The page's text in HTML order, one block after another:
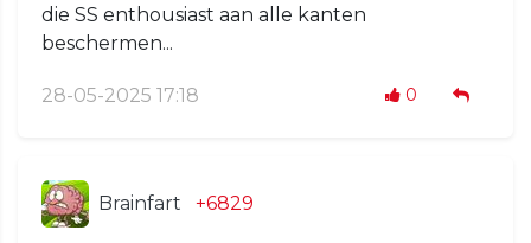
die SS enthousiast aan alle kanten
beschermen...
28-05-2025 17:18 0
Brainfart +6829